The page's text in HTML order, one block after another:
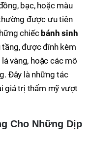
bạc, hoặc màu
được ưu tiên
chiếc bánh sinh
được đính kèm
vàng, hoặc các mô
Đây là những tác
giá trị thẩm mỹ vượt
Cho Những Dịp